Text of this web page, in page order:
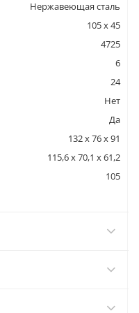
Нержавеющая сталь
105 x 45
4725
6
24
Нет
Да
132 x 76 x 91
115,6 x 70,1 x 61,2
105